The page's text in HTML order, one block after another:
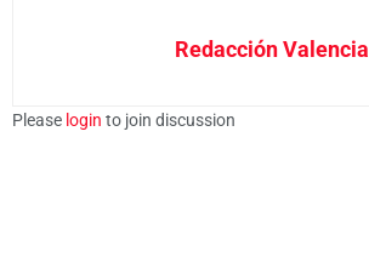
Redacción Valencia
Please login to join discussion